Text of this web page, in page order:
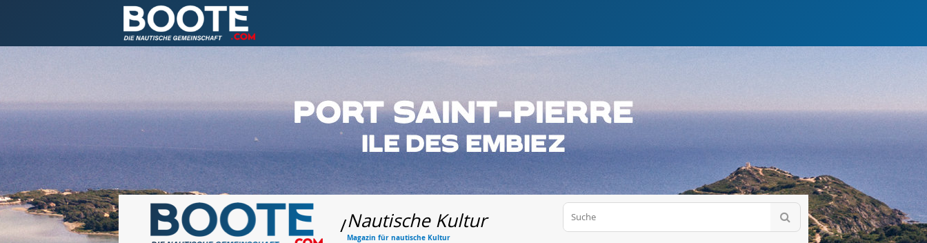
/Nautische Kultur
Magazin für nautische Kultur